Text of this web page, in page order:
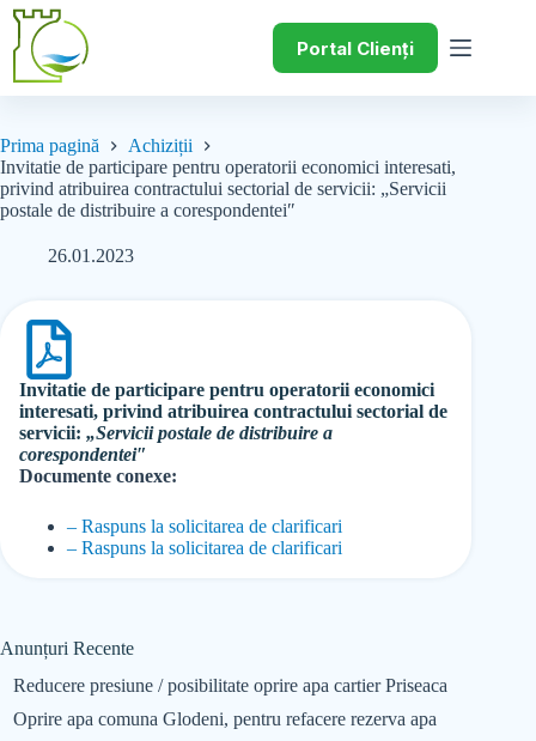
Portal Clienți
Prima pagină
Achiziții
Invitatie de participare pentru operatorii economici interesati,
privind atribuirea contractului sectorial de servicii: „Servicii
postale de distribuire a corespondentei″
26.01.2023
Invitatie de participare pentru operatorii economici
interesati, privind atribuirea contractului sectorial de
servicii: „Servicii postale de distribuire a
corespondentei″
Documente conexe:
– Raspuns la solicitarea de clarificari
– Raspuns la solicitarea de clarificari
Anunțuri Recente
Reducere presiune / posibilitate oprire apa cartier Priseaca
Oprire apa comuna Glodeni, pentru refacere rezerva apa